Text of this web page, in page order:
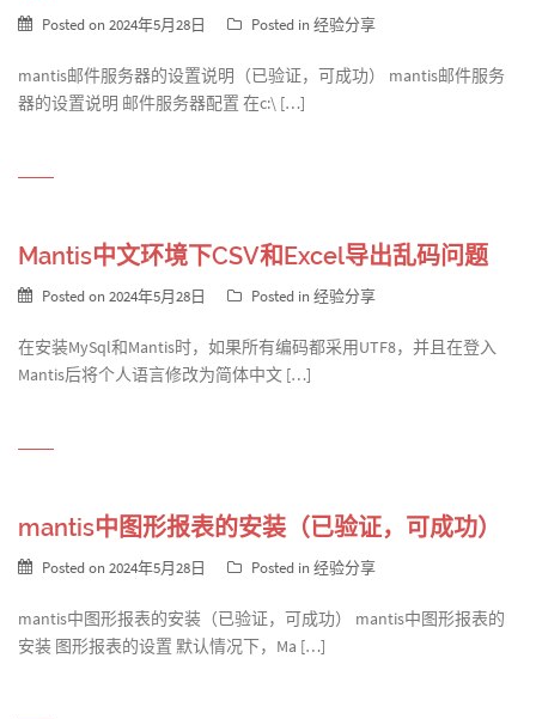
Posted on 2024年5月28日 Posted in 经验分享
mantis邮件服务器的设置说明（已验证，可成功） mantis邮件服务
器的设置说明 邮件服务器配置 在c:\ […]
Mantis中文环境下CSV和Excel导出乱码问题
Posted on 2024年5月28日 Posted in 经验分享
在安装MySql和Mantis时，如果所有编码都采用UTF8，并且在登入
Mantis后将个人语言修改为简体中文 […]
mantis中图形报表的安装（已验证，可成功）
Posted on 2024年5月28日 Posted in 经验分享
mantis中图形报表的安装（已验证，可成功） mantis中图形报表的
安装 图形报表的设置 默认情况下，Ma […]